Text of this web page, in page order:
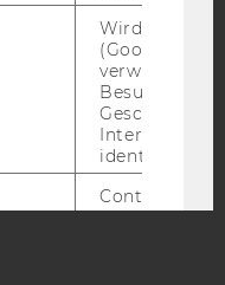
Wird von
(Google Tag
verwendet,
Besucher
Geschlecht
Interessen zu
identifizieren.
Contains a
generated